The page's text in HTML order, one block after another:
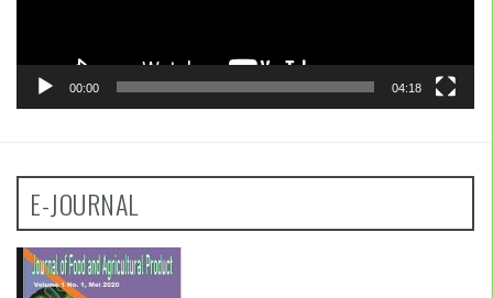
00:00 04:18
E-JOURNAL